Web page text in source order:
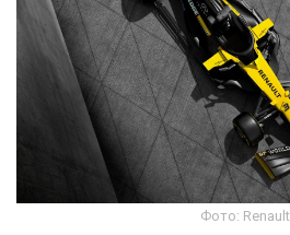
Фото: Renault